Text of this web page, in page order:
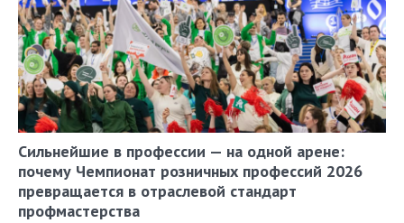
Сильнейшие в профессии — на одной арене:
почему Чемпионат розничных профессий 2026
превращается в отраслевой стандарт
профмастерства